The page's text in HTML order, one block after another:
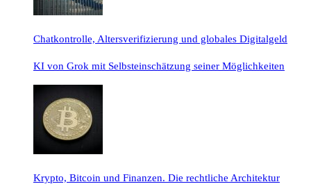
Chatkontrolle, Altersverifizierung und globales Digitalgeld
KI von Grok mit Selbsteinschätzung seiner Möglichkeiten
Krypto, Bitcoin und Finanzen. Die rechtliche Architektur